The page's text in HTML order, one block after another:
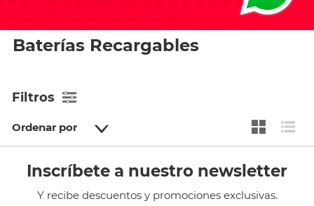
Baterías Recargables
Filtros
Ordenar por
Inscríbete a nuestro newsletter
Y recibe descuentos y promociones exclusivas.